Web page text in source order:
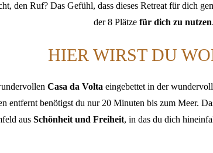
den Ruf? Das Gefühl, dass dieses Retreat für dich
der 8 Plätze für dich zu nutzen.
HIER WIRST DU
Casa da Volta eingebettet in der
entfernt benötigst du nur 20 Minuten bis zum Meer.
aus Schönheit und Freiheit, in das du dich